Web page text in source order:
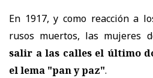
En 1917, y como reacción a
rusos muertos, las mujeres
salir a las calles el último
el lema "pan y paz".